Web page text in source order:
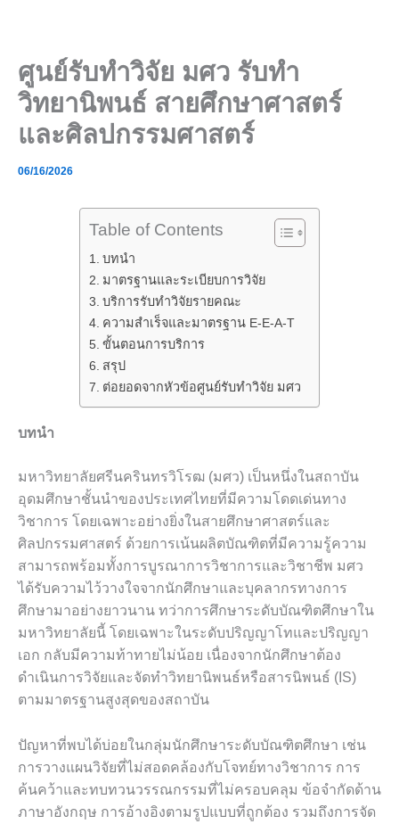
ศูนย์รับทำวิจัย มศว รับทำ
วิทยานิพนธ์ สายศึกษาศาสตร์
และศิลปกรรมศาสตร์
06/16/2026
Table of Contents
บทนำ
มาตรฐานและระเบียบการวิจัย
บริการรับทำวิจัยรายคณะ
ความสำเร็จและมาตรฐาน E-E-A-T
ขั้นตอนการบริการ
สรุป
ต่อยอดจากหัวข้อศูนย์รับทำวิจัย มศว
บทนำ
มหาวิทยาลัยศรีนครินทรวิโรฒ (มศว) เป็นหนึ่งในสถาบัน
อุดมศึกษาชั้นนำของประเทศไทยที่มีความโดดเด่นทาง
วิชาการ โดยเฉพาะอย่างยิ่งในสายศึกษาศาสตร์และ
ศิลปกรรมศาสตร์ ด้วยการเน้นผลิตบัณฑิตที่มีความรู้ความ
สามารถพร้อมทั้งการบูรณาการวิชาการและวิชาชีพ มศว
ได้รับความไว้วางใจจากนักศึกษาและบุคลากรทางการ
ศึกษามาอย่างยาวนาน ทว่าการศึกษาระดับบัณฑิตศึกษาใน
มหาวิทยาลัยนี้ โดยเฉพาะในระดับปริญญาโทและปริญญา
เอก กลับมีความท้าทายไม่น้อย เนื่องจากนักศึกษาต้อง
ดำเนินการวิจัยและจัดทำวิทยานิพนธ์หรือสารนิพนธ์ (IS)
ตามมาตรฐานสูงสุดของสถาบัน
ปัญหาที่พบได้บ่อยในกลุ่มนักศึกษาระดับบัณฑิตศึกษา เช่น
การวางแผนวิจัยที่ไม่สอดคล้องกับโจทย์ทางวิชาการ การ
ค้นคว้าและทบทวนวรรณกรรมที่ไม่ครอบคลุม ข้อจำกัดด้าน
ภาษาอังกฤษ การอ้างอิงตามรูปแบบที่ถูกต้อง รวมถึงการจัด